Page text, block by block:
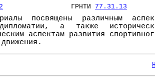
ГРНТИ 77.31.13
посвящены различным
а также
аспектам развития